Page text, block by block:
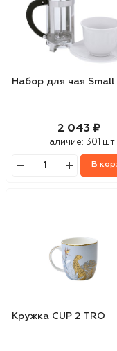
Набор для чая Small
2 043 ₽
Наличие: 301 шт
В
Кружка CUP 2 TRO